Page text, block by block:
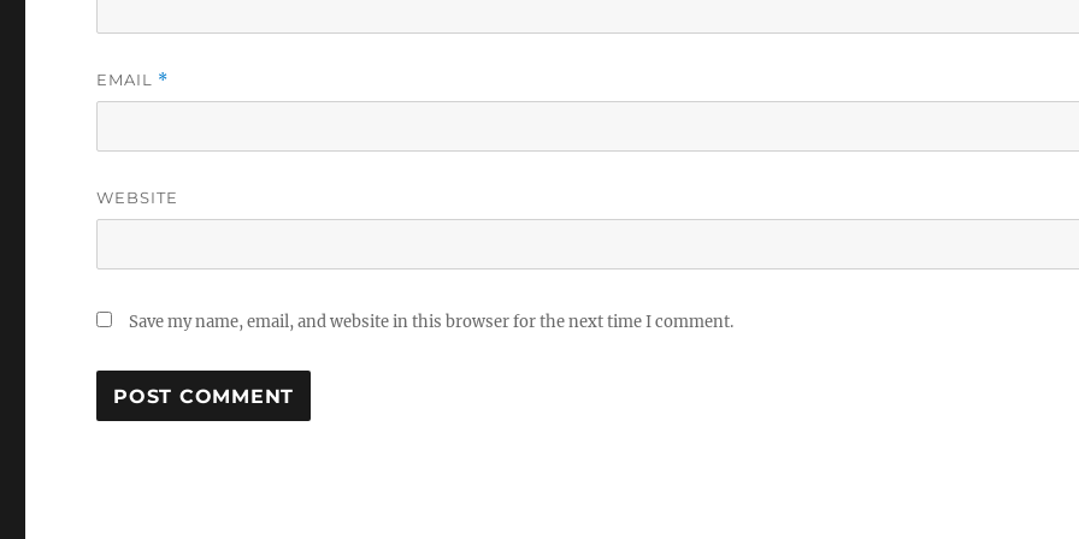
EMAIL *
WEBSITE
Save my name, email, and website in this browser for the next time I comment.